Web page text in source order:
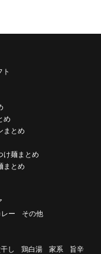
ト
め
まとめ
け麺まとめ
まとめ
レー その他
し 鶏白湯 家系
旨辛